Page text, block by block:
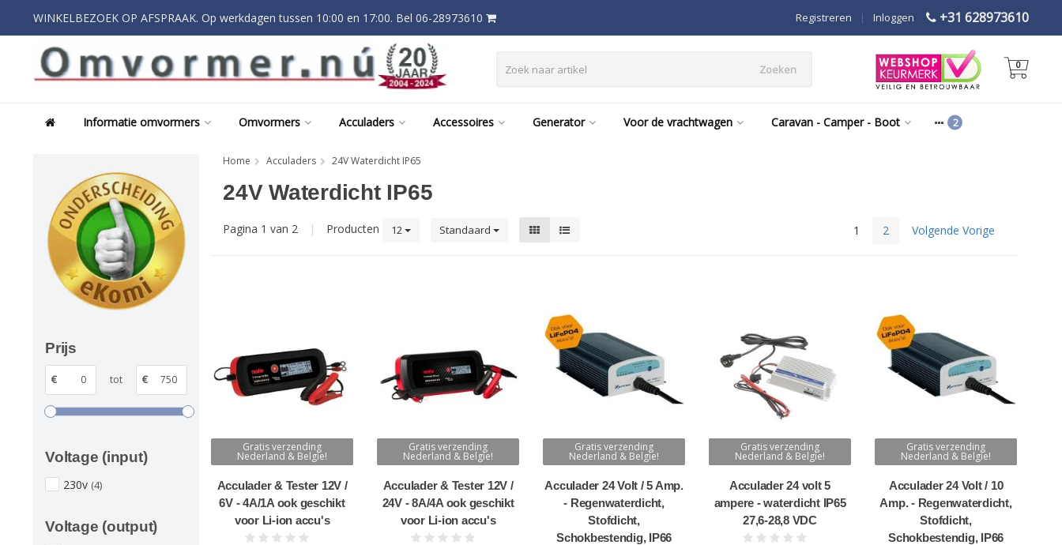
WINKELBEZOEK OP AFSPRAAK. Op werkdagen tussen 10:00 en 17:00. Bel 06-28973610 +31 628973610
Inloggen
|
Registreren
Zoeken 0
Informatie omvormers Omvormers Acculaders Accessoires Generator Voor de vrachtwagen Caravan - Camper - Boot
Prijs
€ tot €
Voltage (input)
230v (4)
Voltage (output)
Home Acculaders 24V Waterdicht IP65
24V Waterdicht IP65
Pagina 1 van 2 | Producten 12 Standaard 1 2 Volgende Vorige
Gratis verzending
Nederland & Belgie!
Acculader & Tester 12V /
6V - 4A/1A ook geschikt
voor Li-ion accu's
Gratis verzending
Nederland & Belgie!
Acculader & Tester 12V /
24V - 8A/4A ook geschikt
voor Li-ion accu's
Gratis verzending
Nederland & Belgie!
Acculader 24 Volt / 5 Amp.
- Regenwaterdicht,
Stofdicht,
Schokbestendig, IP66
Gratis verzending
Nederland & Belgie!
Acculader 24 volt 5
ampere - waterdicht IP65
27,6-28,8 VDC
Gratis verzending
Nederland & Belgie!
Acculader 24 Volt / 10
Amp. - Regenwaterdicht,
Stofdicht,
Schokbestendig, IP66